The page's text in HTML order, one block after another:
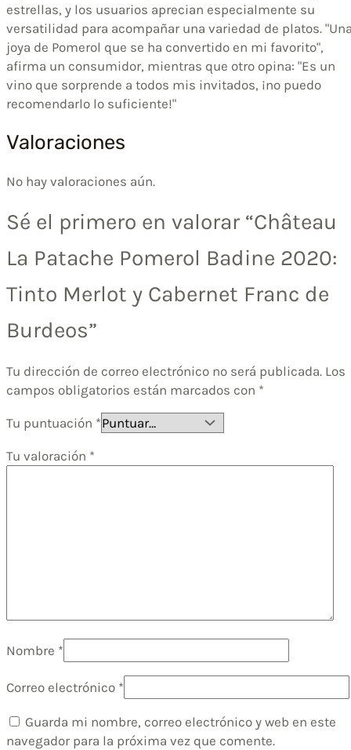
estrellas, y los usuarios aprecian especialmente su
versatilidad para acompañar una variedad de platos.
joya de Pomerol que se ha convertido en mi favorito",
afirma un consumidor, mientras que otro opina: "Es un
vino que sorprende a todos mis invitados, ¡no puedo
recomendarlo lo suficiente!"
Valoraciones
No hay valoraciones aún.
Sé el primero en valorar “Château
La Patache Pomerol Badine 2020:
Tinto Merlot y Cabernet Franc de
Burdeos”
Tu dirección de correo electrónico no será publicada. Los
campos obligatorios están marcados con *
Tu puntuación *
Tu valoración *
Nombre *
Correo electrónico *
Guarda mi nombre, correo electrónico y web en este
navegador para la próxima vez que comente.